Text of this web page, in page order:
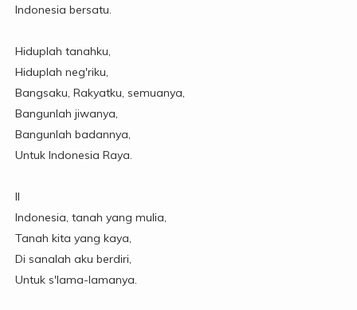
Indonesia bersatu.
Hiduplah tanahku,
Hiduplah neg'riku,
Bangsaku, Rakyatku, semuanya,
Bangunlah jiwanya,
Bangunlah badannya,
Untuk Indonesia Raya.
II
Indonesia, tanah yang mulia,
Tanah kita yang kaya,
Di sanalah aku berdiri,
Untuk s'lama-lamanya.